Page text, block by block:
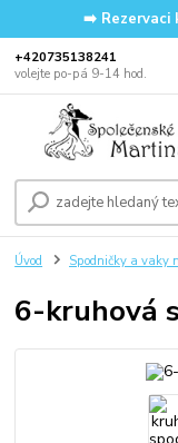
➡️ Rezervaci
‭+420735138241
volejte po-pá 9-14 hod.
Úvod Spodničky a vaky
6-kruhová